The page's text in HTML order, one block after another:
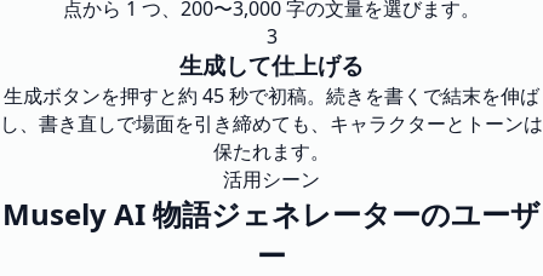
点から 1 つ、200〜3,000 字の文量を選びます。
3
生成して仕上げる
生成ボタンを押すと約 45 秒で初稿。続きを書くで結末を伸ば
し、書き直しで場面を引き締めても、キャラクターとトーンは
保たれます。
活用シーン
Musely AI 物語ジェネレーターのユーザ
ー